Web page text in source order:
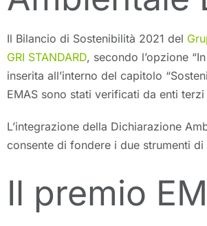
Il Bilancio di Sostenibilità 2021 del
GRI STANDARD, secondo l’opzione
inserita all’interno del capitolo
EMAS sono stati verificati da enti
L’integrazione della Dichiarazione
consente di fondere i due strumenti
Il premio